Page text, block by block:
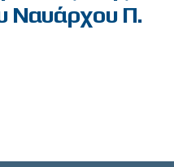
Ναυάρχου Π.